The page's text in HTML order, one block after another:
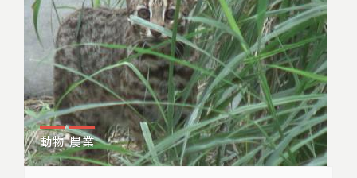
動物 農業